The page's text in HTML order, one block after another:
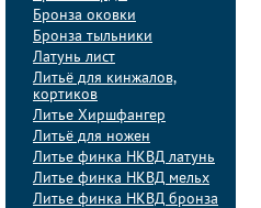
Бронза оковки
Бронза тыльники
Латунь лист
Литьё для кинжалов,
кортиков
Литье Хиршфангер
Литьё для ножен
Литье финка НКВД латунь
Литье финка НКВД мельх
Литье финка НКВД бронза